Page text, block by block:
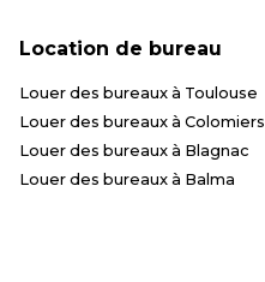
Location de bureau
Louer des bureaux à Toulouse
Louer des bureaux à Colomiers
Louer des bureaux à Blagnac
Louer des bureaux à Balma